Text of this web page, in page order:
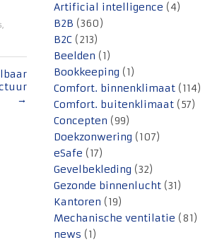
,
→
Artificial intelligence (4)
B2B (360)
B2C (213)
Beelden (1)
Bookkeeping (1)
Comfort. binnenklimaat (114)
Comfort. buitenklimaat (57)
Concepten (99)
Doekzonwering (107)
eSafe (17)
Gevelbekleding (32)
Gezonde binnenlucht (31)
Kantoren (19)
Mechanische ventilatie (81)
news (1)